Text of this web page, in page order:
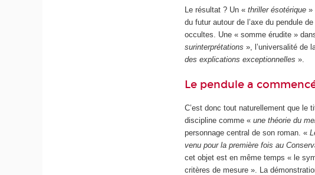
Le résultat ? Un «thriller ésotérique »
du futur autour de l’axe du pendule
occultes. Une « somme érudite »
surinterprétations », l’universalité de
des explications exceptionnelles ».
Le pendule a
C’est donc tout naturellement que le
discipline comme «une théorie du
personnage central de son roman. «
venu pour la première fois au
cet objet est en même temps « le
critères de mesure ». La